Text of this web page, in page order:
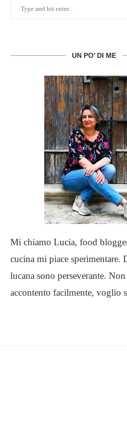
UN PO’ DI ME
Mi chiamo Lucia, food
cucina mi piace sperimentare.
lucana sono perseverante.
accontento facilmente, voglio